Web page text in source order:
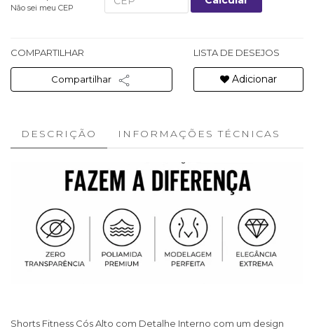
Não sei meu CEP
COMPARTILHAR
Compartilhar
LISTA DE DESEJOS
Adicionar
DESCRIÇÃO INFORMAÇÕES TÉCNICAS
Shorts Fitness Cós Alto com Detalhe Interno com um design